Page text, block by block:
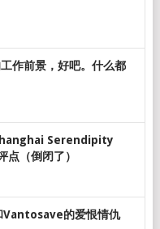
作前景，好吧。什么都
Serendipity
（倒闭了）
Vantosave的爱恨情仇